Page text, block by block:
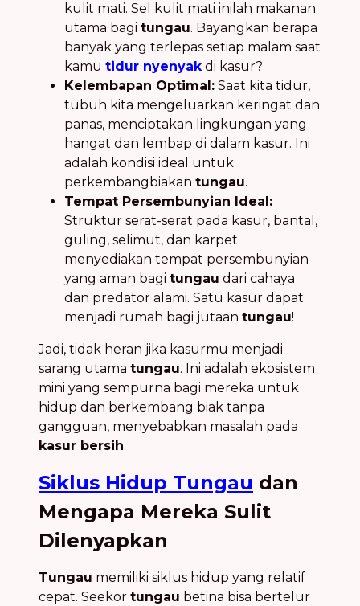
kulit mati. Sel kulit mati inilah makanan
utama bagi tungau. Bayangkan berapa
banyak yang terlepas setiap malam saat
kamu tidur nyenyak di kasur?
Kelembapan Optimal: Saat kita tidur,
tubuh kita mengeluarkan keringat dan
panas, menciptakan lingkungan yang
hangat dan lembap di dalam kasur. Ini
adalah kondisi ideal untuk
perkembangbiakan tungau.
Tempat Persembunyian Ideal:
Struktur serat-serat pada kasur, bantal,
guling, selimut, dan karpet
menyediakan tempat persembunyian
yang aman bagi tungau dari cahaya
dan predator alami. Satu kasur dapat
menjadi rumah bagi jutaan tungau!
Jadi, tidak heran jika kasurmu menjadi
sarang utama tungau. Ini adalah ekosistem
mini yang sempurna bagi mereka untuk
hidup dan berkembang biak tanpa
gangguan, menyebabkan masalah pada
kasur bersih.
Siklus Hidup Tungau dan
Mengapa Mereka Sulit
Dilenyapkan
Tungau memiliki siklus hidup yang relatif
cepat. Seekor tungau betina bisa bertelur